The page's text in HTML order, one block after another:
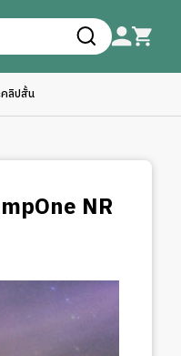
ลิปสั้น
NR